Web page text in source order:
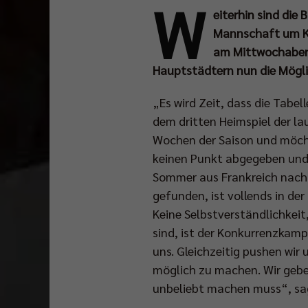
W eiterhin sind die
Mannschaft um
am
Hauptstädtern nun die
„Es wird Zeit, dass die
dem dritten Heimspiel der
Wochen der Saison und
keinen Punkt abgegeben
Sommer aus Frankreich
gefunden, ist vollends in
Keine
sind, ist der
uns. Gleichzeitig pushen wir
möglich zu machen. Wir
unbeliebt machen muss“,